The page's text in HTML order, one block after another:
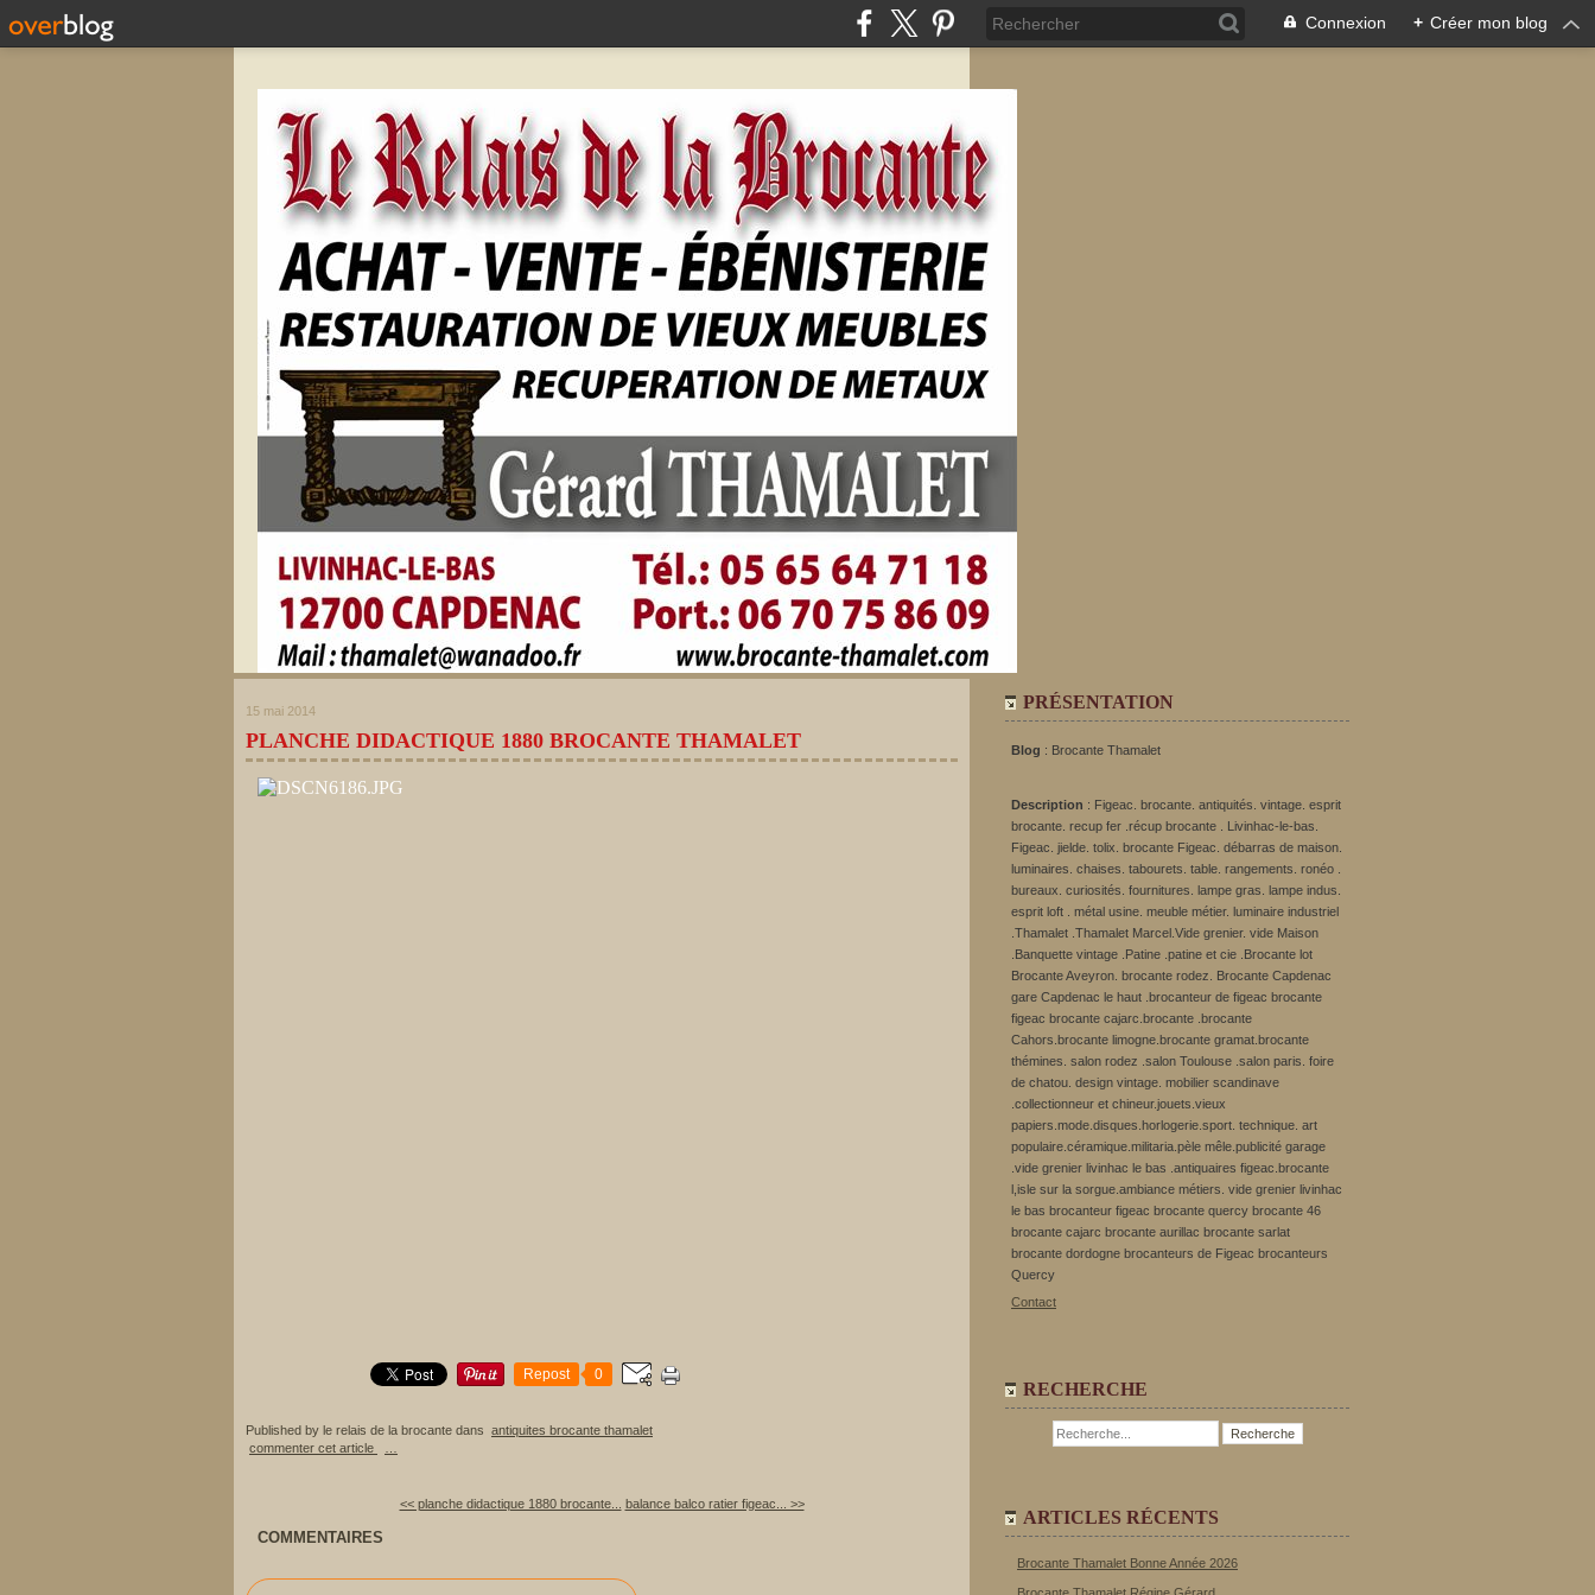
Connexion + Créer mon blog
15 mai 2014
PLANCHE DIDACTIQUE 1880 BROCANTE THAMALET
Repost 0
Published by le relais de la brocante dans antiquites brocante thamalet
commenter cet article
<< planche didactique 1880 brocante... balance balco ratier figeac... >>
COMMENTAIRES
PRÉSENTATION
Blog : Brocante Thamalet
Description : Figeac. brocante. antiquités. vintage. esprit
brocante. recup fer .récup brocante . Livinhac-le-bas.
Figeac. jielde. tolix. brocante Figeac. débarras de maison.
luminaires. chaises. tabourets. table. rangements. ronéo .
bureaux. curiosités. fournitures. lampe gras. lampe indus.
esprit loft . métal usine. meuble métier. luminaire industriel
.Thamalet .Thamalet Marcel.Vide grenier. vide Maison
.Banquette vintage .Patine .patine et cie .Brocante lot
Brocante Aveyron. brocante rodez. Brocante Capdenac
gare Capdenac le haut .brocanteur de figeac brocante
figeac brocante cajarc.brocante .brocante
Cahors.brocante limogne.brocante gramat.brocante
thémines. salon rodez .salon Toulouse .salon paris. foire
de chatou. design vintage. mobilier scandinave
.collectionneur et chineur.jouets.vieux
papiers.mode.disques.horlogerie.sport. technique. art
populaire.céramique.militaria.pèle mêle.publicité garage
.vide grenier livinhac le bas .antiquaires figeac.brocante
l,isle sur la sorgue.ambiance métiers. vide grenier livinhac
le bas brocanteur figeac brocante quercy brocante 46
brocante cajarc brocante aurillac brocante sarlat
brocante dordogne brocanteurs de Figeac brocanteurs
Quercy
Contact
RECHERCHE
ARTICLES RÉCENTS
Brocante Thamalet Bonne Année 2026